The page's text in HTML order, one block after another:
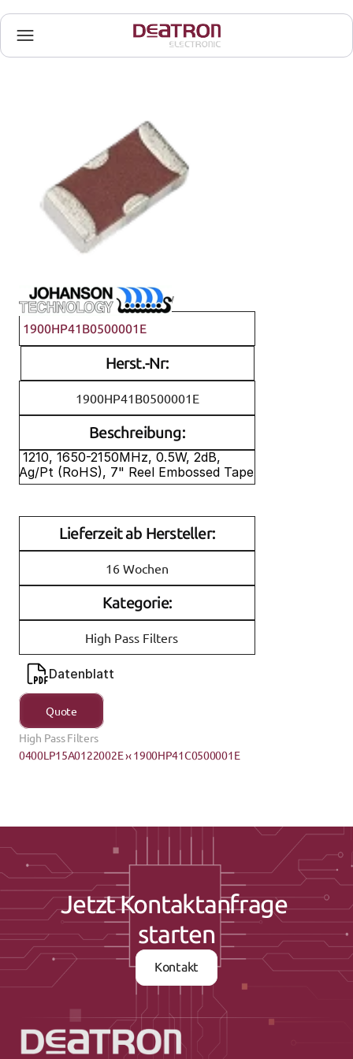
Johanson Technology
1900HP41B0500001E
Herst.-Nr:
1900HP41B0500001E
Beschreibung:
Ag/Pt (RoHS), 7" Reel Embossed Tape
Lieferzeit ab Hersteller:
16 Wochen
Kategorie:
High Pass Filters
Datenblatt
Quote
High Pass Filters
0400LP15A0122002E ›‹ 1900HP41C0500001E
Jetzt Kontaktanfrage
starten
Kontakt